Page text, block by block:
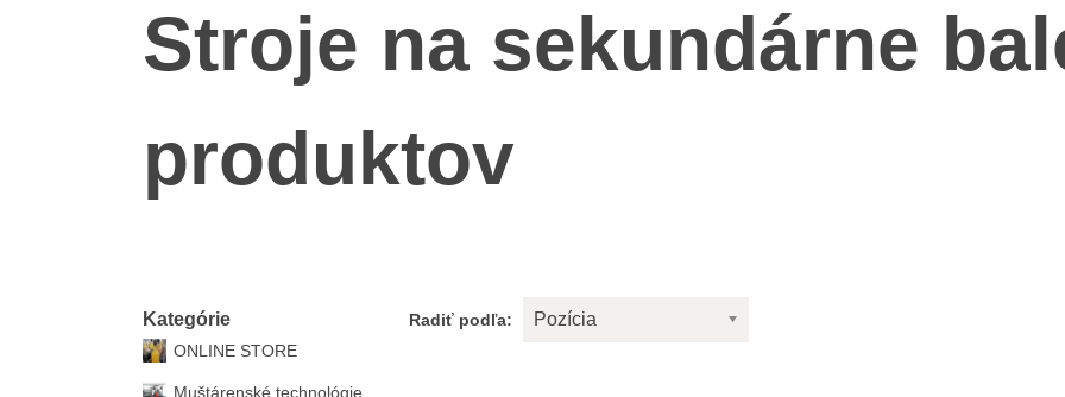
Stroje na sekundárne
produktov
Radiť podľa: Pozícia
Kategórie
ONLINE STORE
Muštárenské technológie